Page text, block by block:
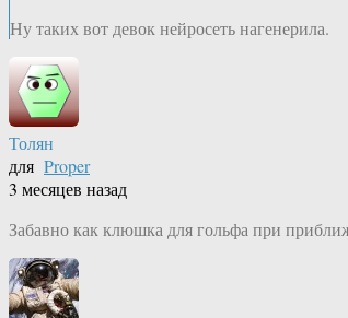
Ну таких вот девок нейросеть нагенерила.
Толян
для Proper
3 месяцев назад
Забавно как клюшка для гольфа при